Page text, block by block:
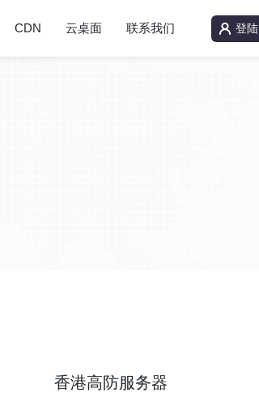
CDN 云桌面 联系我们 登陆
香港高防服务器